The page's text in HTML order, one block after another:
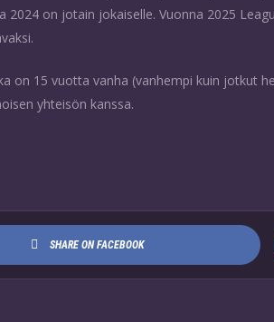
2024 on jotain jokaiselle. Vuonna 2025
on 15 vuotta vanha (vanhempi kuin jotkut
yhteisön kanssa.
SHARE ON FACEBOOK